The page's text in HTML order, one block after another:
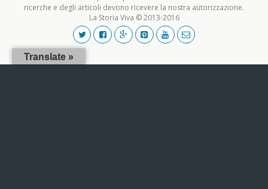
ricerche e degli articoli devono ricevere la nostra autorizzazione.
La Storia Viva © 2013-2016
Translate »